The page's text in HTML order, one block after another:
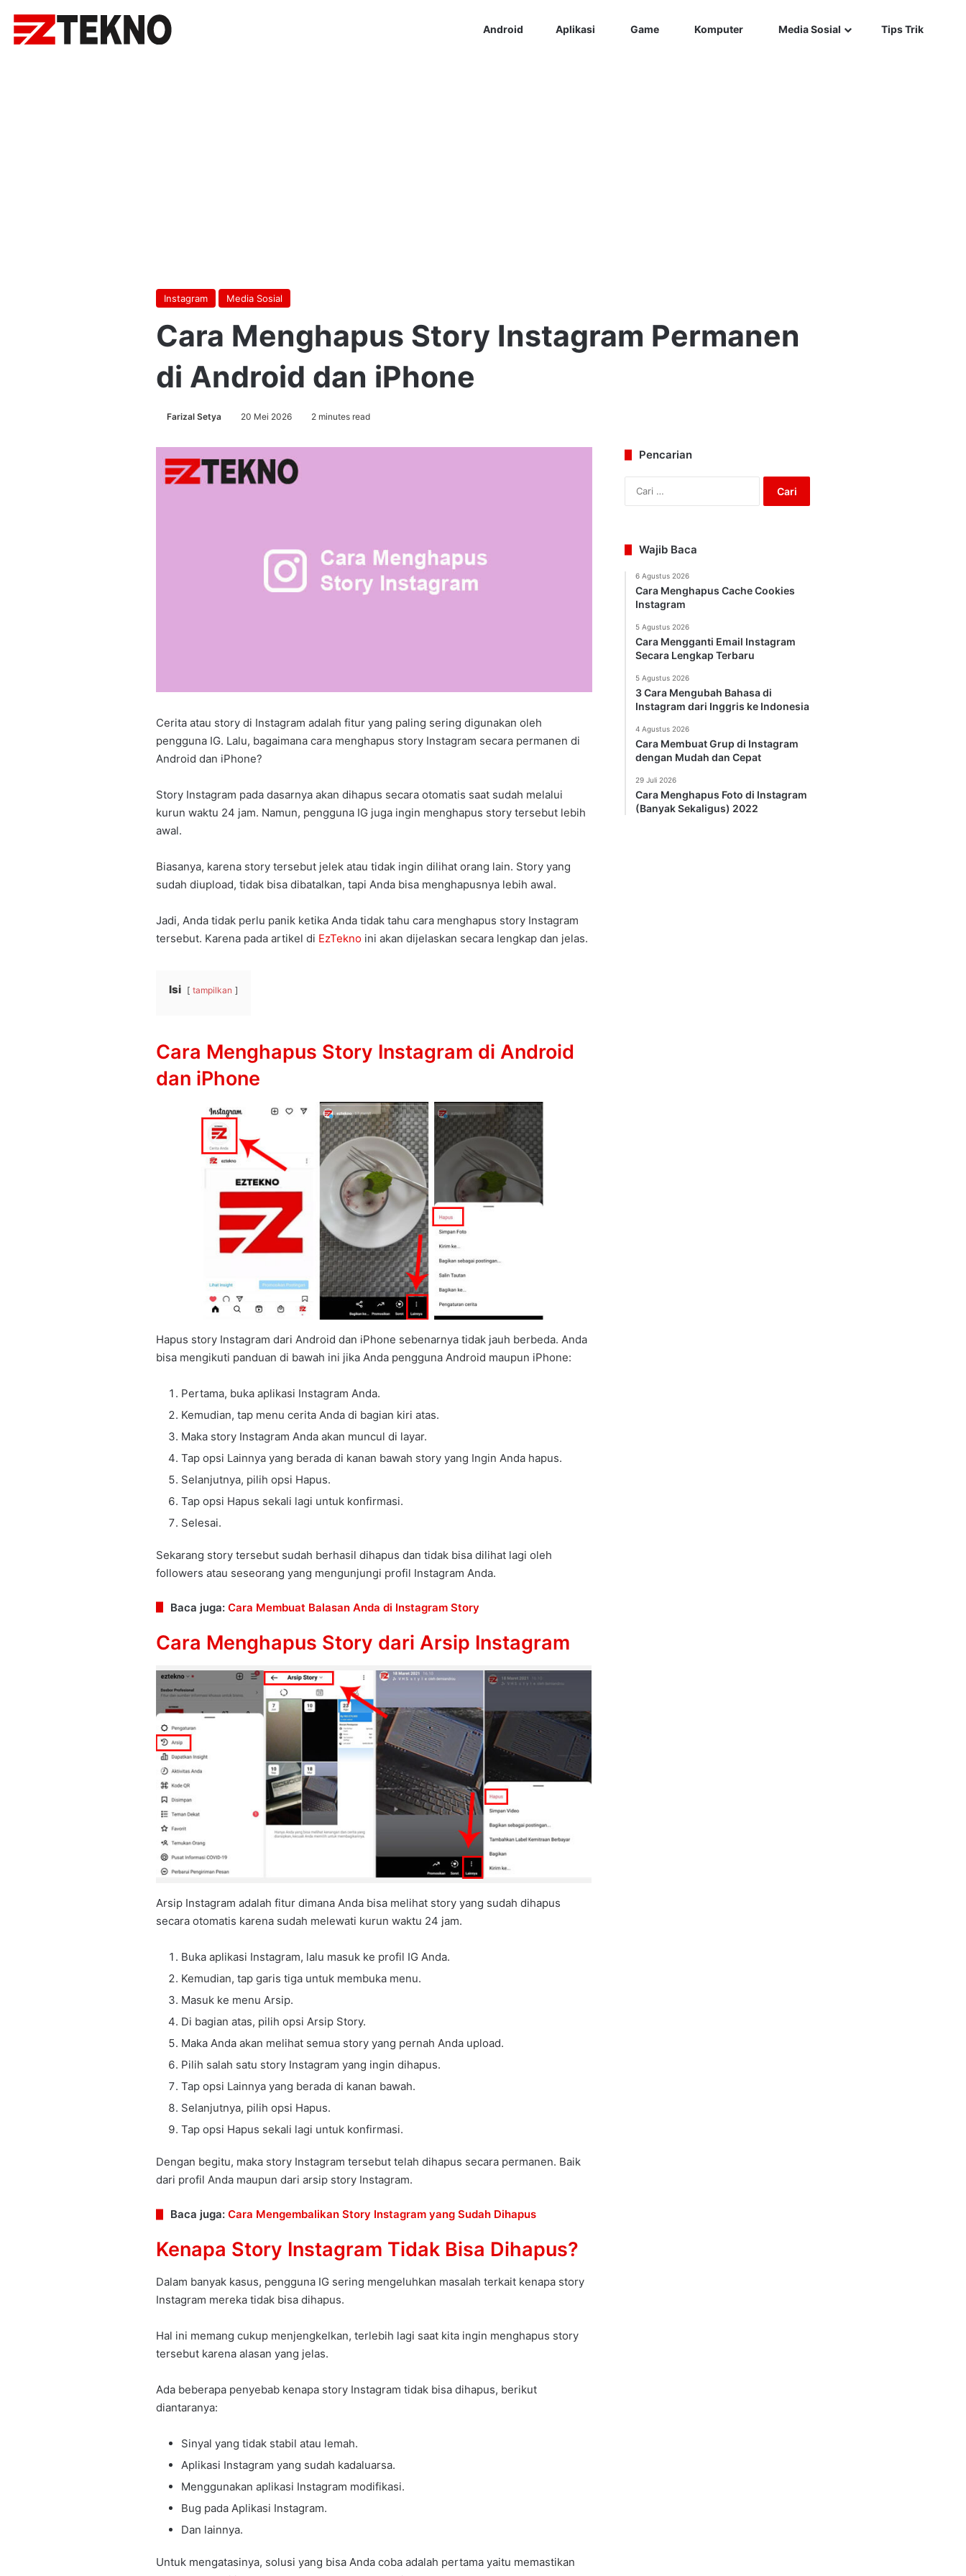
Android Aplikasi Game Komputer Media Sosial Tips Trik
Instagram Media Sosial
Cara Menghapus Story Instagram Permanen
di Android dan iPhone
Farizal Setya 20 Mei 2026 2 minutes read
Cerita atau story di Instagram adalah fitur yang paling sering digunakan oleh
pengguna IG. Lalu, bagaimana cara menghapus story Instagram secara permanen di
Android dan iPhone?
Story Instagram pada dasarnya akan dihapus secara otomatis saat sudah melalui
kurun waktu 24 jam. Namun, pengguna IG juga ingin menghapus story tersebut lebih
awal.
Biasanya, karena story tersebut jelek atau tidak ingin dilihat orang lain. Story yang
sudah diupload, tidak bisa dibatalkan, tapi Anda bisa menghapusnya lebih awal.
Jadi, Anda tidak perlu panik ketika Anda tidak tahu cara menghapus story Instagram
tersebut. Karena pada artikel di EzTekno ini akan dijelaskan secara lengkap dan jelas.
Isi tampilkan
Cara Menghapus Story Instagram di Android
dan iPhone
Hapus story Instagram dari Android dan iPhone sebenarnya tidak jauh berbeda. Anda
bisa mengikuti panduan di bawah ini jika Anda pengguna Android maupun iPhone:
Pertama, buka aplikasi Instagram Anda.
Kemudian, tap menu cerita Anda di bagian kiri atas.
Maka story Instagram Anda akan muncul di layar.
Tap opsi Lainnya yang berada di kanan bawah story yang Ingin Anda hapus.
Selanjutnya, pilih opsi Hapus.
Tap opsi Hapus sekali lagi untuk konfirmasi.
Selesai.
Sekarang story tersebut sudah berhasil dihapus dan tidak bisa dilihat lagi oleh
followers atau seseorang yang mengunjungi profil Instagram Anda.
Baca juga: Cara Membuat Balasan Anda di Instagram Story
Cara Menghapus Story dari Arsip Instagram
Arsip Instagram adalah fitur dimana Anda bisa melihat story yang sudah dihapus
secara otomatis karena sudah melewati kurun waktu 24 jam.
Buka aplikasi Instagram, lalu masuk ke profil IG Anda.
Kemudian, tap garis tiga untuk membuka menu.
Masuk ke menu Arsip.
Di bagian atas, pilih opsi Arsip Story.
Maka Anda akan melihat semua story yang pernah Anda upload.
Pilih salah satu story Instagram yang ingin dihapus.
Tap opsi Lainnya yang berada di kanan bawah.
Selanjutnya, pilih opsi Hapus.
Tap opsi Hapus sekali lagi untuk konfirmasi.
Dengan begitu, maka story Instagram tersebut telah dihapus secara permanen. Baik
dari profil Anda maupun dari arsip story Instagram.
Baca juga: Cara Mengembalikan Story Instagram yang Sudah Dihapus
Kenapa Story Instagram Tidak Bisa Dihapus?
Dalam banyak kasus, pengguna IG sering mengeluhkan masalah terkait kenapa story
Instagram mereka tidak bisa dihapus.
Hal ini memang cukup menjengkelkan, terlebih lagi saat kita ingin menghapus story
tersebut karena alasan yang jelas.
Ada beberapa penyebab kenapa story Instagram tidak bisa dihapus, berikut
diantaranya:
Sinyal yang tidak stabil atau lemah.
Aplikasi Instagram yang sudah kadaluarsa.
Menggunakan aplikasi Instagram modifikasi.
Bug pada Aplikasi Instagram.
Dan lainnya.
Untuk mengatasinya, solusi yang bisa Anda coba adalah pertama yaitu memastikan
Pencarian
untuk:
Wajib Baca
6 Agustus 2026
Cara Menghapus Cache Cookies
Instagram
5 Agustus 2026
Cara Mengganti Email Instagram
Secara Lengkap Terbaru
5 Agustus 2026
3 Cara Mengubah Bahasa di
Instagram dari Inggris ke Indonesia
4 Agustus 2026
Cara Membuat Grup di Instagram
dengan Mudah dan Cepat
29 Juli 2026
Cara Menghapus Foto di Instagram
(Banyak Sekaligus) 2022